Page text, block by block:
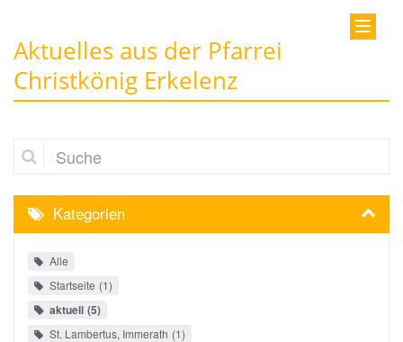
Aktuelles aus der Pfarrei
Christkönig Erkelenz
Suche
Kategorien
Alle
Startseite 1
aktuell 5
St. Lambertus, Immerath 1